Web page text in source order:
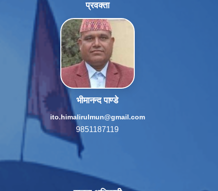
प्रवक्ता
भीमानन्द पाण्डे
ito.himalirulmun@gmail.com
9851187119